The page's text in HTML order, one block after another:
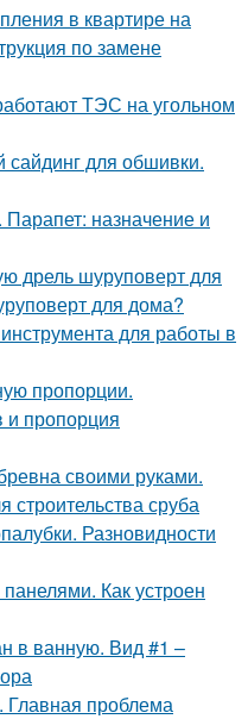
в квартире на
по замене
ТЭС на угольном
сайдинг для обшивки.
Парапет: назначение и
дрель шуруповерт для
для дома?
для работы в
пропорции.
и пропорция
своими руками.
строительства сруба
Разновидности
Как устроен
в ванную. Вид #1 –
Главная проблема